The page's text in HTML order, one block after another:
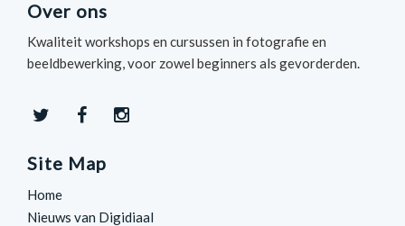
Over ons
Kwaliteit workshops en cursussen in fotografie en
beeldbewerking, voor zowel beginners als gevorderden.
Site Map
Home
Nieuws van Digidiaal